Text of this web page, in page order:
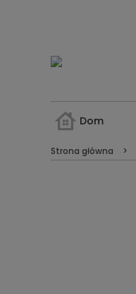
Dom
Strona główna